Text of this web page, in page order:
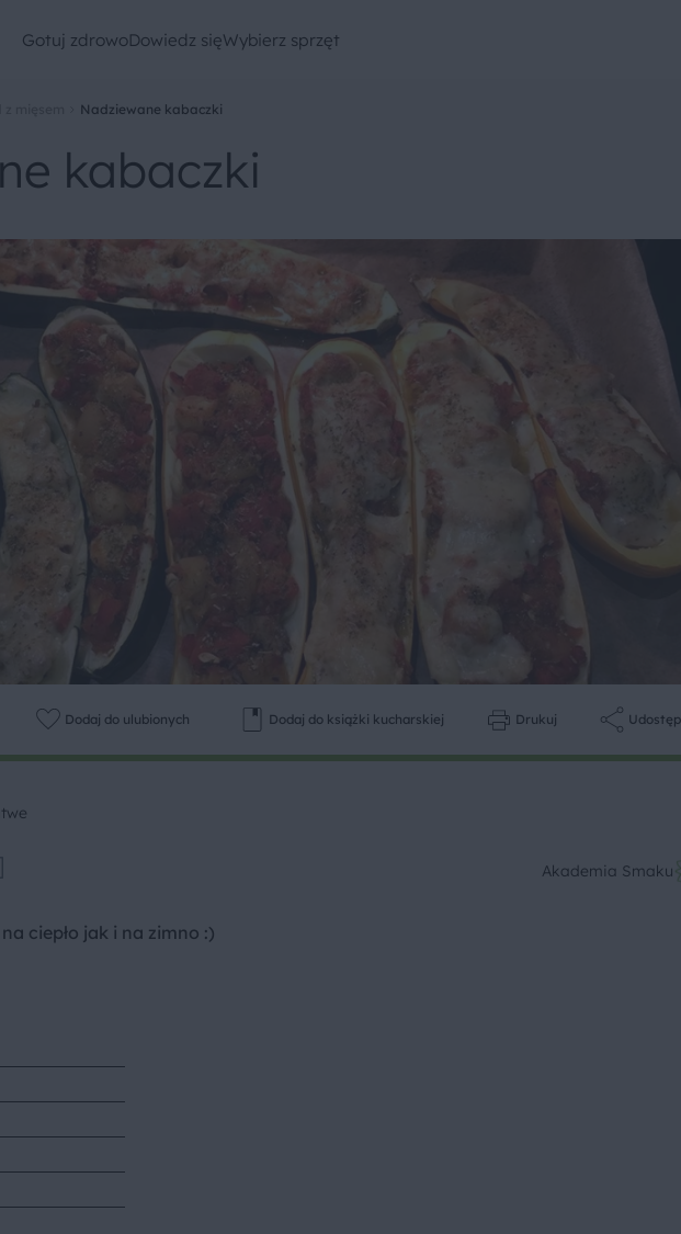
Gotuj zdrowoDowiedz sięWybierz sprzęt
Nadziewane kabaczki
kabaczki
Dodaj do ulubionych Dodaj do książki kucharskiej Drukuj
Akademia Smaku
ciepło jak i na zimno :)